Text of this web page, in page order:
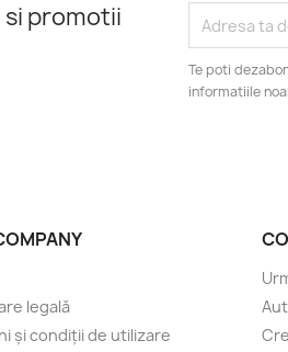
promotii
Te poti
informatiile
legală
și condiții de utilizare